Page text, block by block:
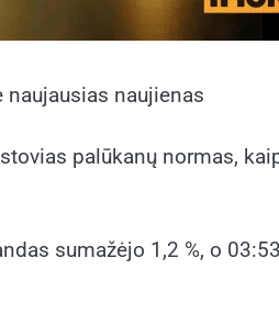
naujienas
palūkanų normas,
sumažėjo 1,2 %, o